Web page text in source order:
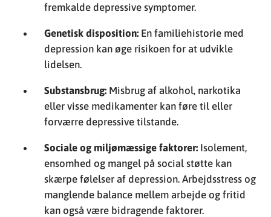
fremkalde depressive symptomer.
Genetisk disposition: En familiehistorie med
depression kan øge risikoen for at udvikle
lidelsen.
Substansbrug: Misbrug af alkohol, narkotika
eller visse medikamenter kan føre til eller
forværre depressive tilstande.
Sociale og miljømæssige faktorer: Isolement,
ensomhed og mangel på social støtte kan
skærpe følelser af depression. Arbejdsstress og
manglende balance mellem arbejde og fritid
kan også være bidragende faktorer.